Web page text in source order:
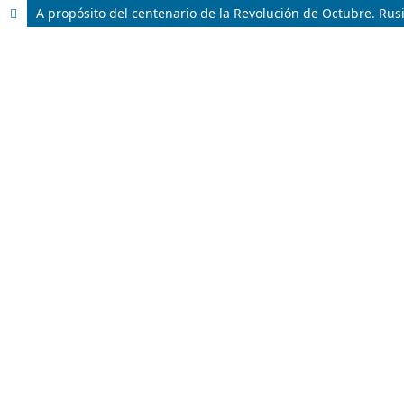
A propósito del centenario de la Revolución de Octubre.